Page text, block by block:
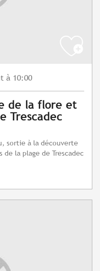
à 10:00
de la flore et
Trescadec
sortie à la découverte
la plage de Trescadec